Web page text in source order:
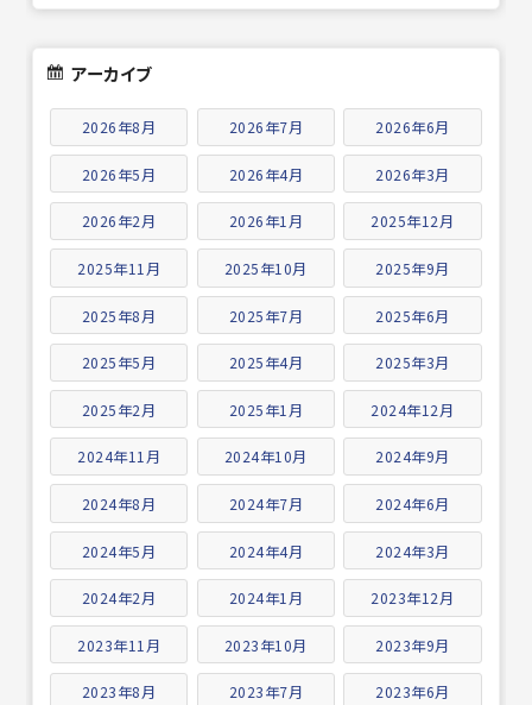
アーカイブ
2026年8月 2026年7月 2026年6月
2026年5月 2026年4月 2026年3月
2026年2月 2026年1月 2025年12月
2025年11月 2025年10月 2025年9月
2025年8月 2025年7月 2025年6月
2025年5月 2025年4月 2025年3月
2025年2月 2025年1月 2024年12月
2024年11月 2024年10月 2024年9月
2024年8月 2024年7月 2024年6月
2024年5月 2024年4月 2024年3月
2024年2月 2024年1月 2023年12月
2023年11月 2023年10月 2023年9月
2023年8月 2023年7月 2023年6月